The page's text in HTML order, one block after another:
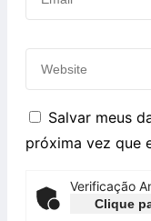
Salvar meus
próxima vez que
Verificação
Clique